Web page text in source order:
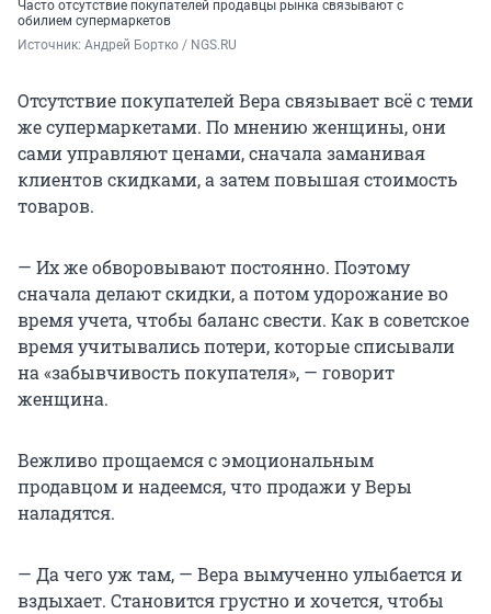
Часто отсутствие покупателей продавцы рынка связывают с
обилием супермаркетов
Источник: Андрей Бортко / NGS.RU
Отсутствие покупателей Вера связывает всё с теми
же супермаркетами. По мнению женщины, они
сами управляют ценами, сначала заманивая
клиентов скидками, а затем повышая стоимость
товаров.
— Их же обворовывают постоянно. Поэтому
сначала делают скидки, а потом удорожание во
время учета, чтобы баланс свести. Как в советское
время учитывались потери, которые списывали
на «забывчивость покупателя», — говорит
женщина.
Вежливо прощаемся с эмоциональным
продавцом и надеемся, что продажи у Веры
наладятся.
— Да чего уж там, — Вера вымученно улыбается и
вздыхает. Становится грустно и хочется, чтобы